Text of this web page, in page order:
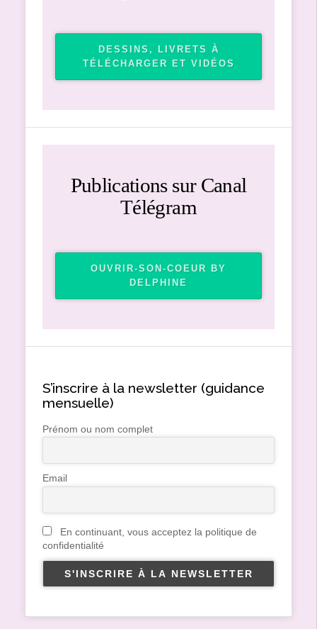
DESSINS, LIVRETS À
TÉLÉCHARGER ET VIDÉOS
Publications sur Canal
Télégram
OUVRIR-SON-COEUR BY
DELPHINE
S’inscrire à la newsletter (guidance
mensuelle)
Prénom ou nom complet
Email
En continuant, vous acceptez la politique de
confidentialité